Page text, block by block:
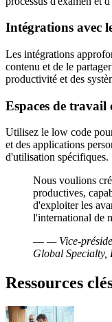
Intégrations avec
Les intégrations
contenu et de le
productivité et des
Espaces de
Utilisez le low code
et des applications
d'utilisation spécifiques.
Nous voulions
productives,
d'exploiter les
l'international de
— — Vice-
Global
Ressources